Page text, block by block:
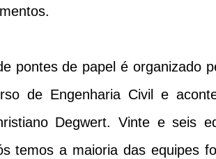
pontes de papel é organizado
de Engenharia Civil e
Degwert. Vinte e seis
temos a maioria das equipes